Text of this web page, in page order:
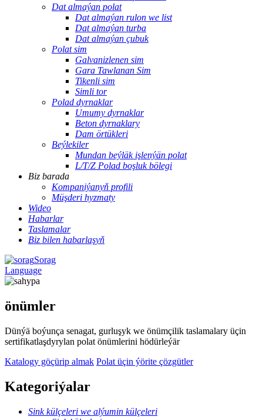
Dat almaýan polat
Dat almaýan rulon we list
Dat almaýan turba
Dat almaýan çubuk
Polat sim
Galvanizlenen sim
Gara Tawlanan Sim
Tikenli sim
Simli tor
Polad dyrnaklar
Umumy dyrnaklar
Beton dyrnaklary
Dam örtükleri
Beýlekiler
Mundan beýläk işlenýän polat
L/T/Z Polad boşluk bölegi
Biz barada
Kompaniýanyň profili
Müşderi hyzmaty
Wideo
Habarlar
Taslamalar
Biz bilen habarlaşyň
Sorag
Language
önümler
Dünýä boýunça senagat, gurluşyk we önümçilik taslamalary üçin
sertifikatlaşdyrylan polat önümlerini hödürleýär
Katalogy göçürip almak Polat üçin ýörite çözgütler
Kategoriýalar
Sink külçeleri we alýumin külçeleri